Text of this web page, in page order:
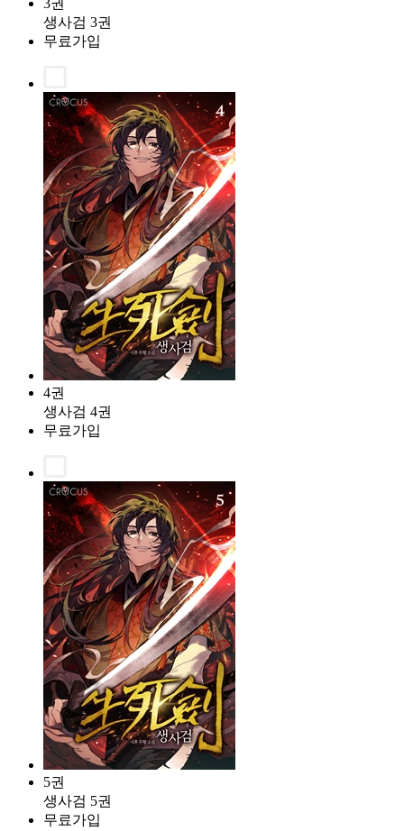
생사검 3권
무료가입
4권
생사검 4권
무료가입
5권
생사검 5권
무료가입